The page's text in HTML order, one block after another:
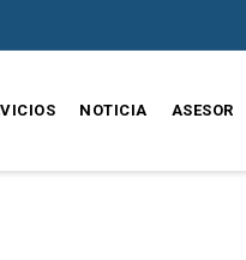
NOTICIA ASESOR